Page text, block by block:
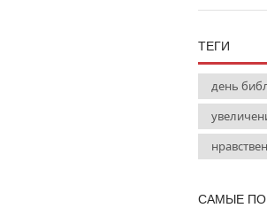
ТЕГИ
день
САМЫЕ